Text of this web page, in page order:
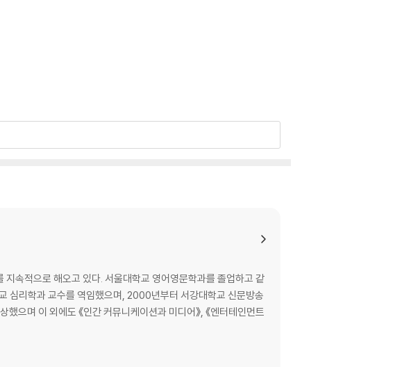
속적으로 해오고 있다. 서울대학교 영어영문학과를 졸업하고 같
심리학과 교수를 역임했으며, 2000년부터 서강대학교 신문방송
으며 이 외에도 《인간 커뮤니케이션과 미디어》, 《엔터테인먼트